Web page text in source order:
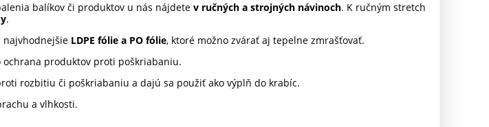
balíkov či produktov u nás nájdete v ručných a strojných návinoch. K ručným stretch
.
najvhodnejšie LDPE fólie a PO fólie, ktoré možno zvárať aj tepelne zmrašťovať.
produktov proti poškriabaniu.
rozbitiu či poškriabaniu a dajú sa použiť ako výplň do krabíc.
a vlhkosti.